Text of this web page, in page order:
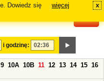
Dowiedz się
więcej x
i godzinę:
9 10A 10B 11 12 13 14 15 16